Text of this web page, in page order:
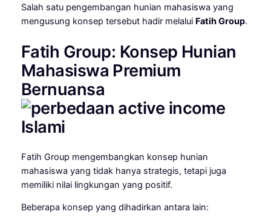
Salah satu pengembangan hunian mahasiswa yang
mengusung konsep tersebut hadir melalui Fatih Group.
Fatih Group: Konsep Hunian
Mahasiswa Premium
Bernuansa
Islami
Fatih Group mengembangkan konsep hunian
mahasiswa yang tidak hanya strategis, tetapi juga
memiliki nilai lingkungan yang positif.
Beberapa konsep yang dihadirkan antara lain: